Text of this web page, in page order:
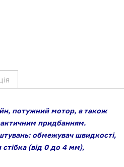
потужний мотор, а також
придбанням.
обмежувач швидкості,
(від 0 до 4 мм),